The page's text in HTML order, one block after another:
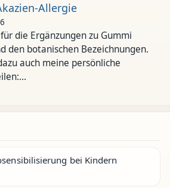
Allergie
die Ergänzungen zu Gummi
den botanischen Bezeichnungen.
auch meine persönliche
bei Kindern